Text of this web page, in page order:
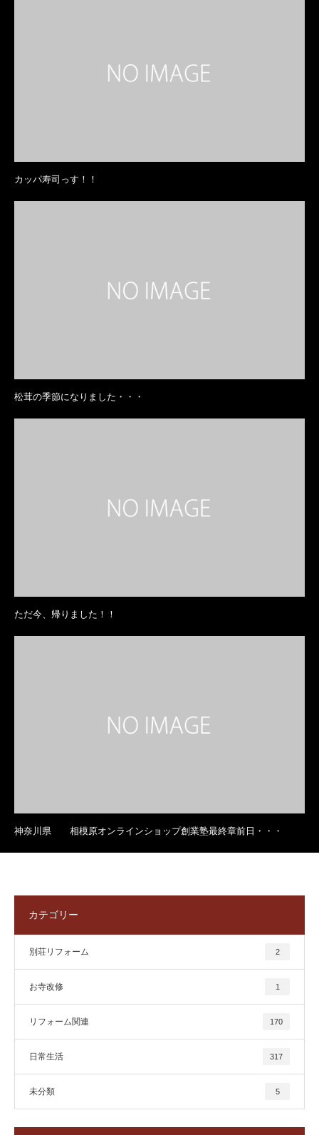
カッパ寿司っす！！
松茸の季節になりました・・・
ただ今、帰りました！！
神奈川県 相模原オンラインショップ創業塾最終章前日・・・
カテゴリー
別荘リフォーム 2
お寺改修 1
リフォーム関連 170
日常生活 317
未分類 5